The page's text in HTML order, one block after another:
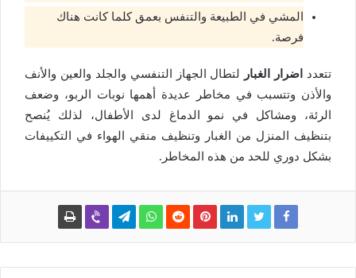
المشي في الطبيعة والتنفس بعمق كلما كانت هناك
فرصة.
تتعدد اضرار الغبار
لتطال الجهاز التنفسي والجلد والعين والأنف
والأذن وتتسبب في مخاطر عديدة أهمها نوبات الربو، وضعف
الرئة، ومشاكل في نمو الدماغ لدى الأطفال، لذلك يُنصح
بتنظيف المنزل من الغبار وتنظيف منقي الهواء في التكييفات
بشكل دوري للحد من هذه المخاطر.